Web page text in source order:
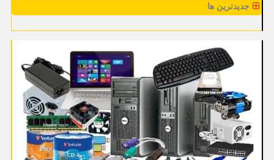
جدیدترین ها